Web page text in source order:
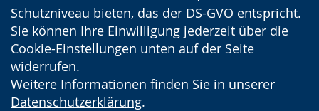
Schutzniveau bieten, das der DS-GVO entspricht.
Sie können Ihre Einwilligung jederzeit über die
Cookie-Einstellungen unten auf der Seite
widerrufen.
Weitere Informationen finden Sie in unserer
Datenschutzerklärung.